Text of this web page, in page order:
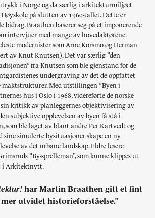
i Norge og da særlig i arkitekturmiljøet
Høyskole på slutten av 1960-tallet. Dette er
bidrag. Braathen baserer seg på et imponerende
intervjuer med mange av hovedaktørene.
modernister som Arne Korsmo og Herman
av Knut Knutsen). Det var særlig ”den
fra Knutsen som ble gjenstand for de
undergraving av det de oppfattet
maktstrukturer. Med utstillingen ”Byen i
hus i Oslo i 1968, videreførte de norske
kritikk av planleggernes objektivisering av
subjektive opplevelsen av byen få stå i
som ble laget av blant andre Per Kartvedt og
sine simulerte bysituasjoner skape en ny
av det urbane landskap. Eldre lesere
”By-sprelleman”, som kunne klippes ut
i Arkitektnytt.
har Martin Braathen gitt et fint
utvidet historieforståelse.”